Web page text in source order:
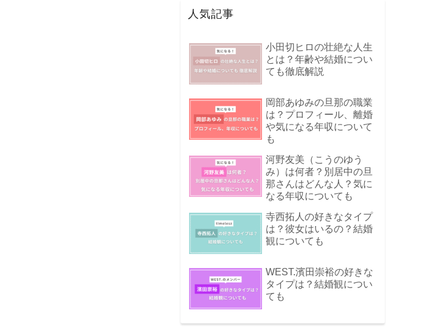
人気記事
小田切ヒロの壮絶な人生
とは？年齢や結婚につい
ても徹底解説
岡部あゆみの旦那の職業
は？プロフィール、離婚
や気になる年収について
も
河野友美（こうのゆう
み）は何者？別居中の旦
那さんはどんな人？気に
なる年収についても
寺西拓人の好きなタイプ
は？彼女はいるの？結婚
観についても
WEST.濱田崇裕の好きな
タイプは？結婚観につい
ても